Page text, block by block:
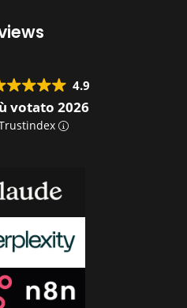
4.9
votato 2026